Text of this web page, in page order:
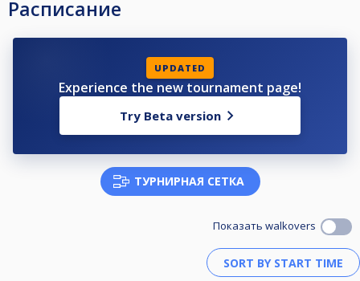
Расписание
UPDATED
Experience the new tournament page!
Try Beta version
ТУРНИРНАЯ СЕТКА
Показать walkovers